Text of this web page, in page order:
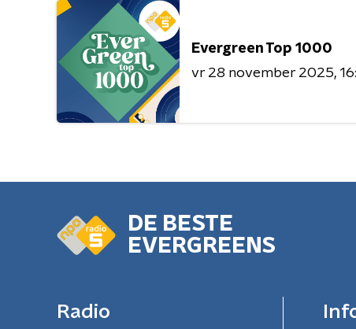
Evergreen Top 1000
vr 28 november 2025
DE BESTE
EVERGREENS
Radio